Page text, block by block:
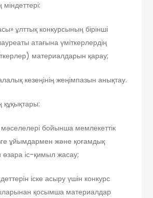
ұлттық конкурсының бірінші
атағына үміткерлердің
материалдарын қарау;
кезеңінің жеңімпазын анықтау.
мәселелері бойынша мемлекеттік
ұйымдармен және қоғамдық
өзара іс-қимыл жасау;
іске асыру үшін конкурс
қосымша материалдар